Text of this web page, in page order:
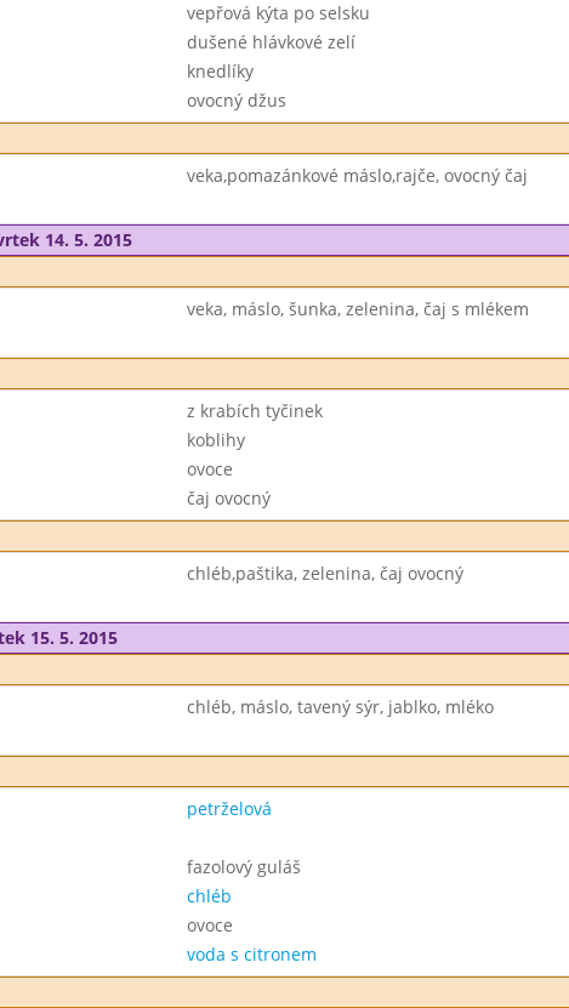
vepřová kýta po selsku
dušené hlávkové zelí
knedlíky
ovocný džus
veka,pomazánkové máslo,rajče, ovocný čaj
14. 5. 2015
veka, máslo, šunka, zelenina, čaj s mlékem
z krabích tyčinek
koblihy
ovoce
čaj ovocný
chléb,paštika, zelenina, čaj ovocný
15. 5. 2015
chléb, máslo, tavený sýr, jablko, mléko
petrželová
fazolový guláš
chléb
ovoce
voda s citronem